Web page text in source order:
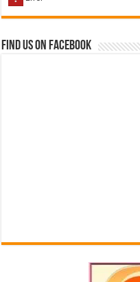
Find us on Facebook